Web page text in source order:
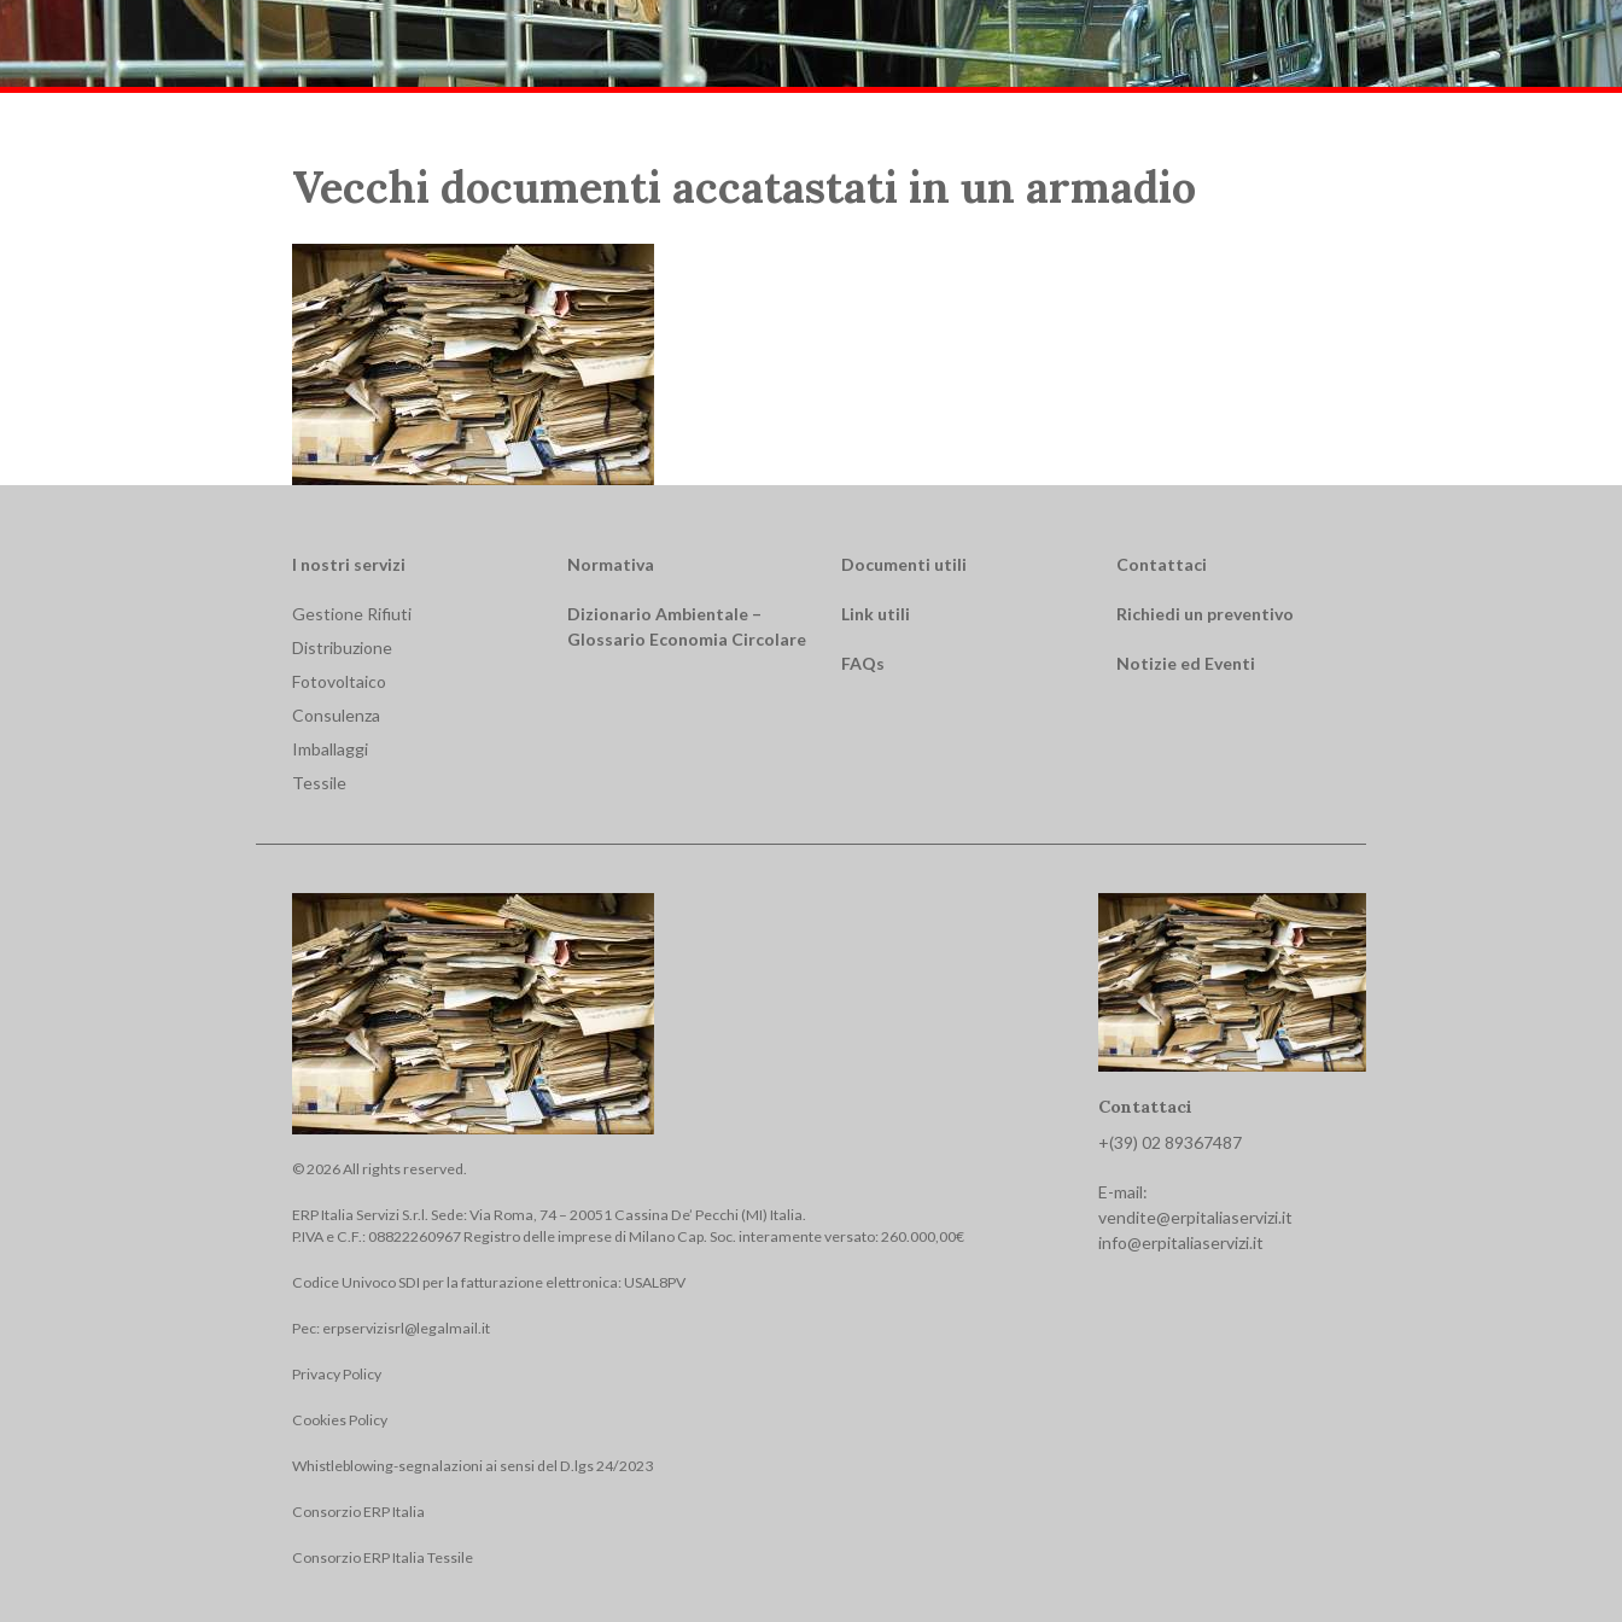
Vecchi documenti accatastati in un armadio
I nostri servizi
Gestione Rifiuti
Distribuzione
Fotovoltaico
Consulenza
Imballaggi
Tessile
Normativa Documenti utili Contattaci
Dizionario Ambientale –
Glossario Economia Circolare
Link utili Richiedi un preventivo
FAQs Notizie ed Eventi
Contattaci
+(39) 02 89367487
E-mail:
vendite@erpitaliaservizi.it
info@erpitaliaservizi.it
© 2026 All rights reserved.
ERP Italia Servizi S.r.l. Sede: Via Roma, 74 – 20051 Cassina De’ Pecchi (MI) Italia.
P.IVA e C.F.: 08822260967 Registro delle imprese di Milano Cap. Soc. interamente versato: 260.000,00€
Codice Univoco SDI per la fatturazione elettronica: USAL8PV
Pec: erpservizisrl@legalmail.it
Privacy Policy
Cookies Policy
Whistleblowing-segnalazioni ai sensi del D.lgs 24/2023
Consorzio ERP Italia
Consorzio ERP Italia Tessile